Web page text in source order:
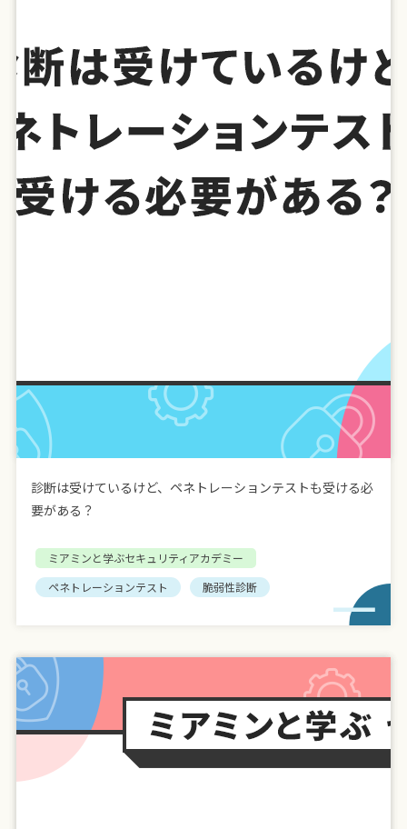
診断は受けているけど、ペネトレーションテストも受ける必
要がある？
ミアミンと学ぶセキュリティアカデミー
ペネトレーションテスト
脆弱性診断